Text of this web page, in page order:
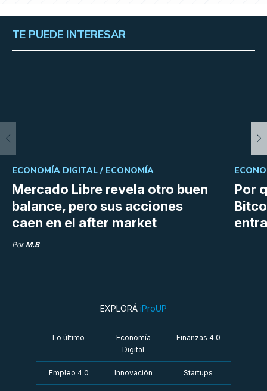
TE PUEDE INTERESAR
Mercado Libre revela otro buen
balance, pero sus acciones
caen en el after market
ECONOMÍA DIGITAL / ECONOMÍA
Por M.B
Por
EXPLORÁ iProUP
Lo último
Economía
Digital
Finanzas 4.0
Empleo 4.0 Innovación Startups